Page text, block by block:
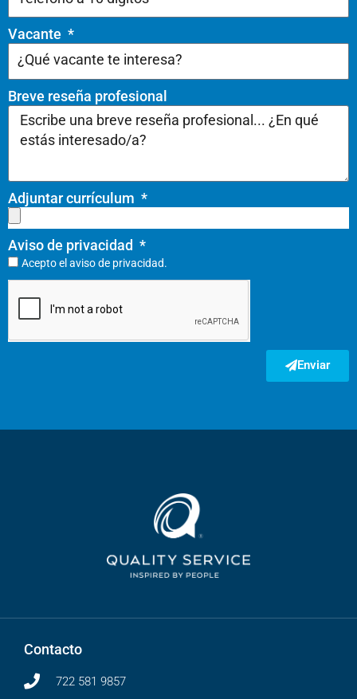
Vacante
Breve reseña profesional
Adjuntar currículum
Aviso de privacidad
Acepto elaviso de privacidad.
Enviar
Contacto
722 581 9857